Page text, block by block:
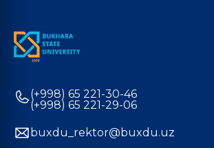
(+998) 65 221-30-46
(+998) 65 221-29-06
buxdu_rektor@buxdu.uz